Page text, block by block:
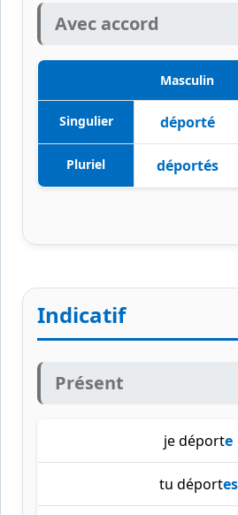
Avec accord
Masculin
Singulier déporté
Pluriel déportés
Indicatif
Présent
je déporte
tu déportes